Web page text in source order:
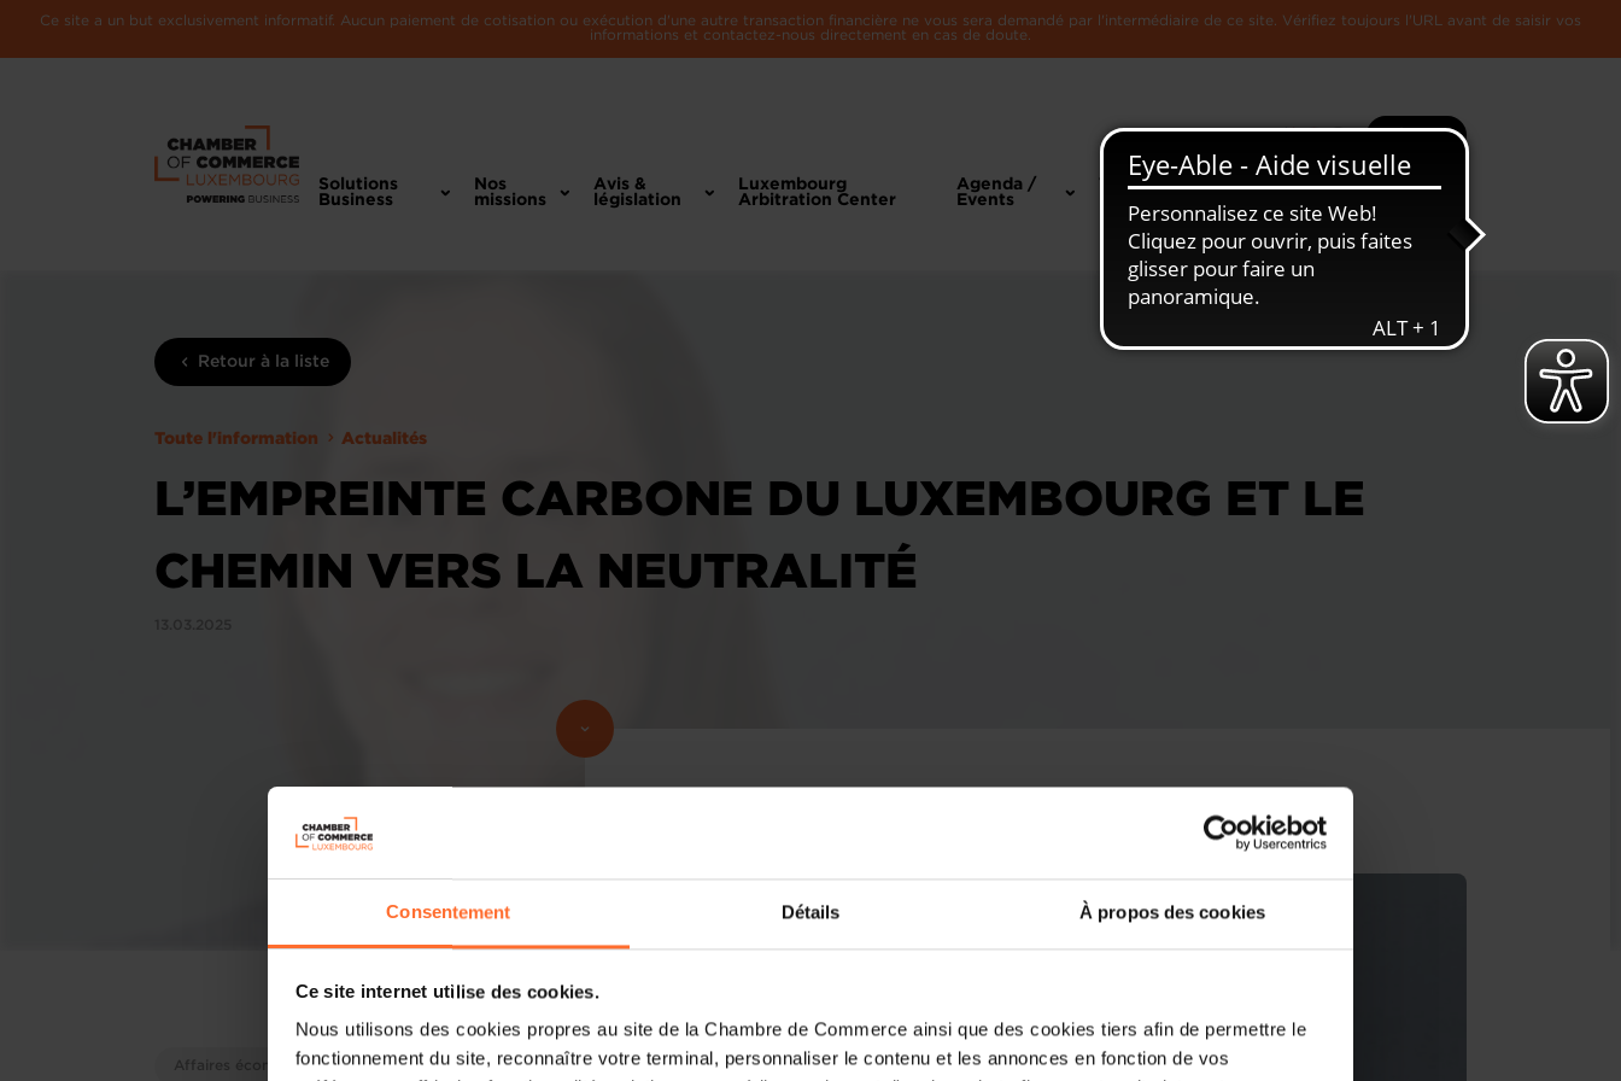
Consentement Détails À propos des cookies
Ce site internet utilise des cookies.
Nous utilisons des cookies propres au site de la Chambre de Commerce ainsi que des cookies tiers afin de permettre le
fonctionnement du site, reconnaître votre terminal, personnaliser le contenu et les annonces en fonction de vos
Ce site a un but exclusivement informatif. Aucun paiement de cotisation ou exécution d'une autre transaction financière ne vous sera demandé par l'intermédiaire de ce site. Vérifiez toujours l'URL avant de saisir vos
informations et contactez-nous directement en cas de doute.
Recherche Plus
Solutions
Business
Nos
missions
Avis &
législation
Luxembourg
Arbitration Center
Agenda /
Events
Toute
L'Economie
Retour à la liste
Toute l'information Actualités
L’EMPREINTE CARBONE DU LUXEMBOURG ET LE
CHEMIN VERS LA NEUTRALITÉ
Affaires économiques